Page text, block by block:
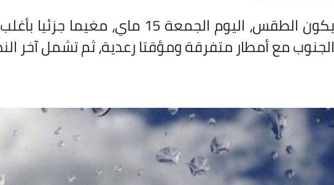
يكون الطقس، اليوم الجمعة 15
الجنوب مع أمطار متفرقة ومؤقتا رعدية، ثم تشمل آخر